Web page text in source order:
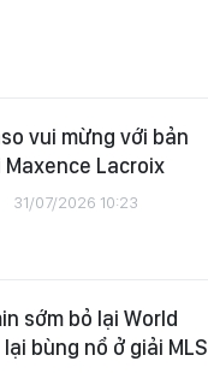
vui mừng với bản
Lacroix
31/07/2026 10:23
sớm bỏ lại World
bùng nổ ở giải MLS